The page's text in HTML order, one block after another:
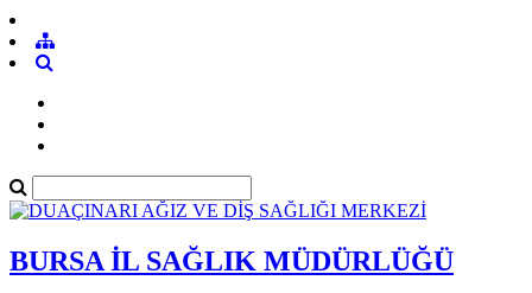
BURSA İL SAĞLIK MÜDÜRLÜĞÜ